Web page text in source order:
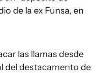
de la ex Funsa, en
las llamas desde
del destacamento de